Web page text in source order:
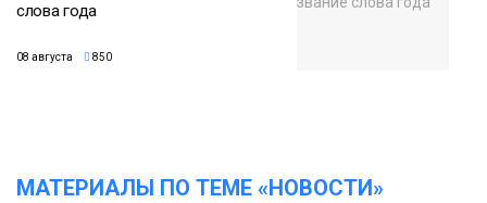
слова года
08 августа 850
МАТЕРИАЛЫ ПО ТЕМЕ «НОВОСТИ»